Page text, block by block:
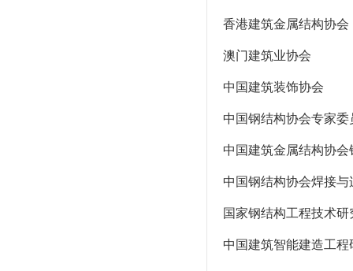
香港建筑金属结构协会
澳门建筑业协会
中国建筑装饰协会
中国钢结构协会专家委
中国建筑金属结构协
中国钢结构协会焊接与
国家钢结构工程技术
中国建筑智能建造工程